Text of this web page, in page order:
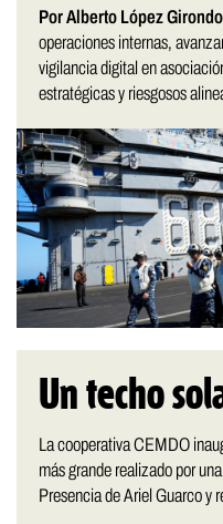
Por Alberto López
operaciones internas,
vigilancia digital en
estratégicas y riesgosos
Un techo
La cooperativa CEMDO
más grande realizado por
Presencia de Ariel Guarco y